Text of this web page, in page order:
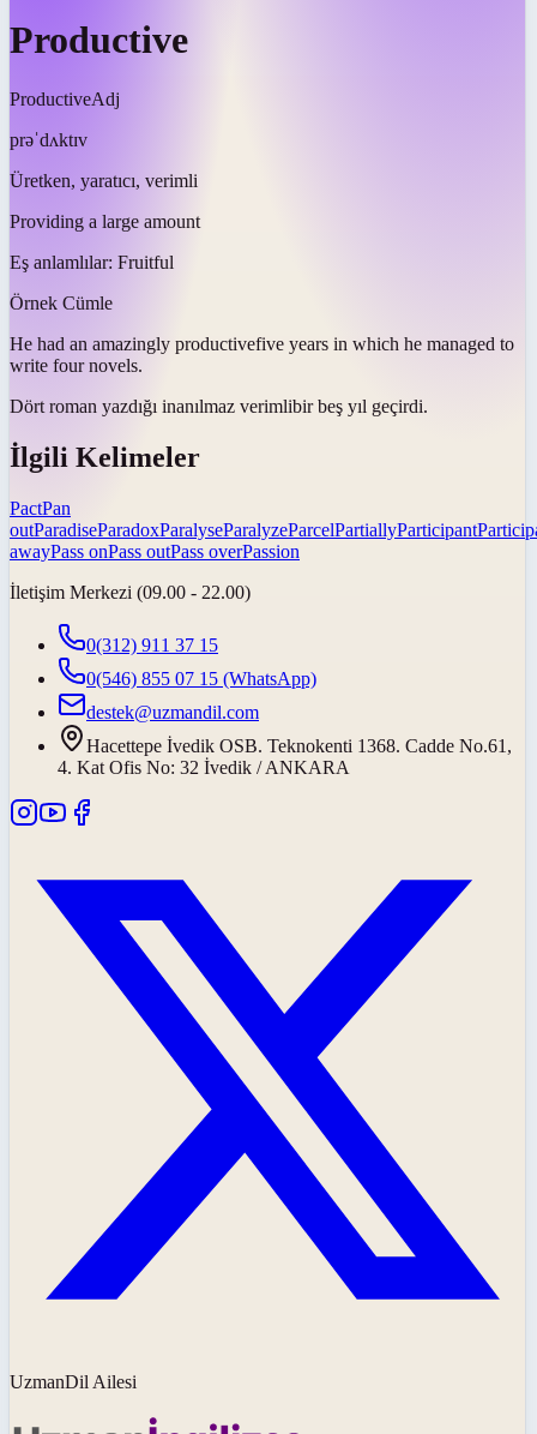
Productive
ProductiveAdj
prəˈdʌktɪv
Üretken, yaratıcı, verimli
Providing a large amount
Eş anlamlılar: Fruitful
Örnek Cümle
He had an amazingly productivefive years in which he managed to
write four novels.
Dört roman yazdığı inanılmaz verimlibir beş yıl geçirdi.
İlgili Kelimeler
PactPan
outParadiseParadoxParalyseParalyzeParcelPartiallyParticipant
awayPass onPass outPass overPassion
İletişim Merkezi (09.00 - 22.00)
0(312) 911 37 15
0(546) 855 07 15 (WhatsApp)
destek@uzmandil.com
Hacettepe İvedik OSB. Teknokenti 1368. Cadde No.61,
4. Kat Ofis No: 32 İvedik / ANKARA
UzmanDil Ailesi